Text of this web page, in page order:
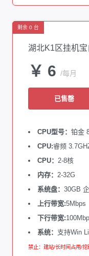
剩余 0 台
湖北K1区挂机
￥ 6 /每月
已售罄
CPU型号： 铂金
CPU:睿频
CPU： 2-8核
内存： 2-32G
系统盘： 30GB
上行带宽:5Mbps
下行带宽:
系统： 支持Win
禁止：建站/长时间占用/